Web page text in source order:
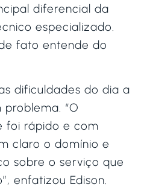
diferencial da
especializado.
fato entende do
dificuldades do dia a
“O
foi rápido e com
claro o domínio e
sobre o serviço que
enfatizou Edison.